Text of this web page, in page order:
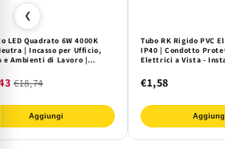
❮
LED Quadrato 6W 4000K
| Incasso per Ufficio,
e Ambienti di Lavoro |
€18,74
Aggiungi
Tubo RK Rigido PVC
IP40 | Condotto
Elettrici a Vista -
€1,58